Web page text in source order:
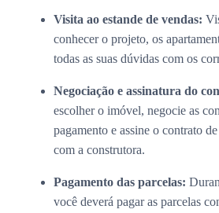
Visita ao estande de vendas:
conhecer o projeto, os
todas as suas dúvidas com os
Negociação e assinatura do
escolher o imóvel, negocie as
pagamento e assine o contrato
com a construtora.
Pagamento das parcelas:
você deverá pagar as parcelas